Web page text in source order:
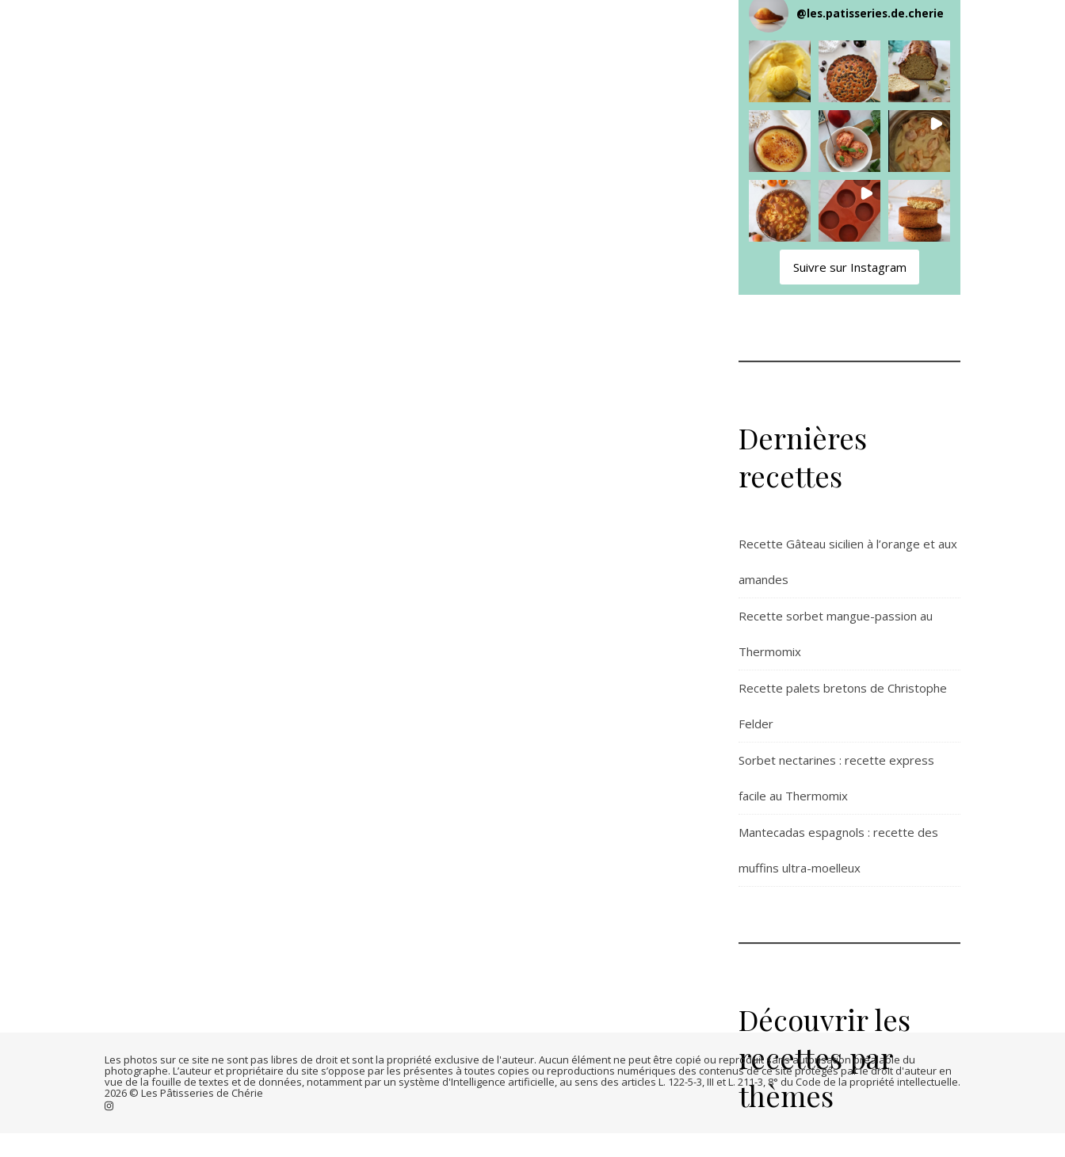
@les.patisseries.de.cherie
Suivre sur Instagram
Dernières
recettes
Recette Gâteau sicilien à l’orange et aux
amandes
Recette sorbet mangue-passion au
Thermomix
Recette palets bretons de Christophe
Felder
Sorbet nectarines : recette express
facile au Thermomix
Mantecadas espagnols : recette des
muffins ultra-moelleux
Découvrir les
recettes par
thèmes
Les photos sur ce site ne sont pas libres de droit et sont la propriété exclusive de l'auteur. Aucun élément ne peut être copié ou reproduit sans autorisation préalable du
photographe. L’auteur et propriétaire du site s’oppose par les présentes à toutes copies ou reproductions numériques des contenus de ce site protégés par le droit d'auteur en
vue de la fouille de textes et de données, notamment par un système d'Intelligence artificielle, au sens des articles L. 122-5-3, III et L. 211-3, 8° du Code de la propriété intellectuelle.
2026 © Les Pâtisseries de Chérie